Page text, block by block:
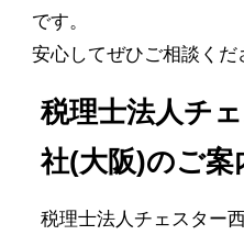
です。
安心してぜひご相談くだ
税理士法人チ
社(大阪)のご案
税理士法人チェスター